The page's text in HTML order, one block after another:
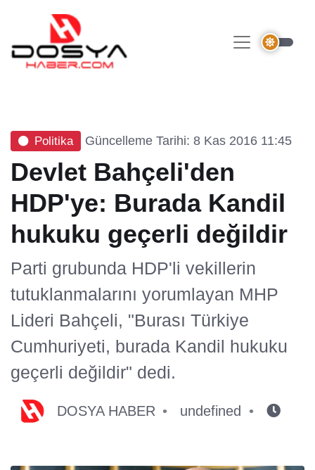
Politika Güncelleme Tarihi: 8 Kas 2016 11:45
Devlet Bahçeli'den
HDP'ye: Burada Kandil
hukuku geçerli değildir
Parti grubunda HDP'li vekillerin
tutuklanmalarını yorumlayan MHP
Lideri Bahçeli, "Burası Türkiye
Cumhuriyeti, burada Kandil hukuku
geçerli değildir" dedi.
DOSYA HABER undefined